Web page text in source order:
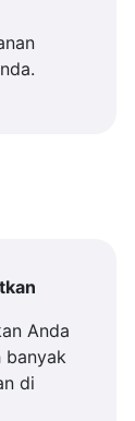
Anda
banyak
di